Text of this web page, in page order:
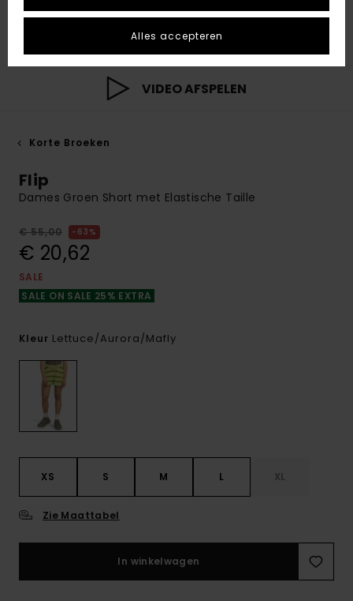
VIDEO AFSPELEN
Korte Broeken
Flip
Dames Groen Short met Elastische Taille
€ 55,00 63%
€ 20,62
SALE
SALE ON SALE 25% EXTRA
Kleur Lettuce/aurora/mafly
XS S M L XL
Zie Maattabel
In winkelwagen
Alles accepteren